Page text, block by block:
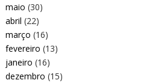
maio (30)
abril (22)
março (16)
fevereiro (13)
janeiro (16)
dezembro (15)